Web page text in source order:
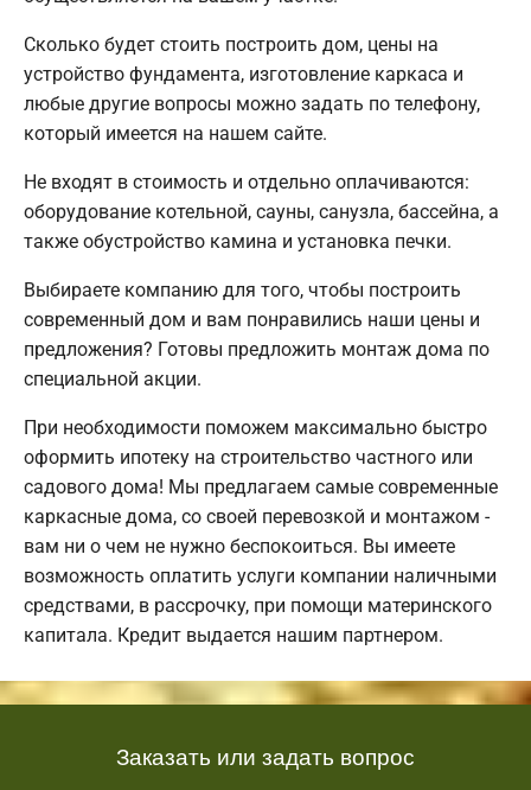
Сколько будет стоить построить дом, цены на
устройство фундамента, изготовление каркаса и
любые другие вопросы можно задать по телефону,
который имеется на нашем сайте.
Не входят в стоимость и отдельно оплачиваются:
оборудование котельной, сауны, санузла, бассейна, а
также обустройство камина и установка печки.
Выбираете компанию для того, чтобы построить
современный дом и вам понравились наши цены и
предложения? Готовы предложить монтаж дома по
специальной акции.
При необходимости поможем максимально быстро
оформить ипотеку на строительство частного или
садового дома! Мы предлагаем самые современные
каркасные дома, со своей перевозкой и монтажом -
вам ни о чем не нужно беспокоиться. Вы имеете
возможность оплатить услуги компании наличными
средствами, в рассрочку, при помощи материнского
капитала. Кредит выдается нашим партнером.
Заказать или задать вопрос